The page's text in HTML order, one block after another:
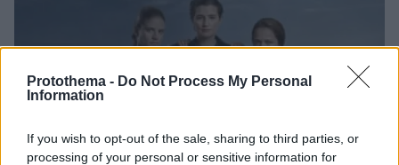
Protothema - Do Not Process My Personal
Information
If you wish to opt-out of the sale, sharing to third parties, or
processing of your personal or sensitive information for